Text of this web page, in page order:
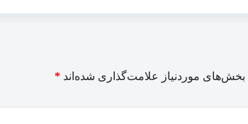
بخش‌های موردنیاز علامت‌گذاری شده‌اند *